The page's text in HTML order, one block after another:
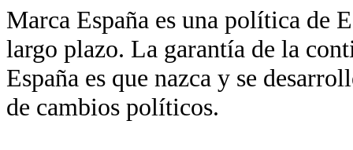
Marca España es una política de
largo plazo. La garantía de la
España es que nazca y se
de cambios políticos.